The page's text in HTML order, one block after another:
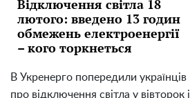
Відключення світла 18
лютого: введено 13 годин
обмежень електроенергії
– кого торкнеться
В Укренерго попередили українців
про відключення світла у вівторок і